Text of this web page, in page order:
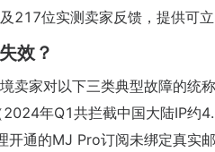
217位实测卖家反馈，提供可立
效？
卖家对以下三类典型故障的统称
年Q1共拦截中国大陆IP约
开通的MJ Pro订阅未绑定真实